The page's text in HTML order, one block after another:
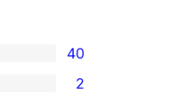
40
2